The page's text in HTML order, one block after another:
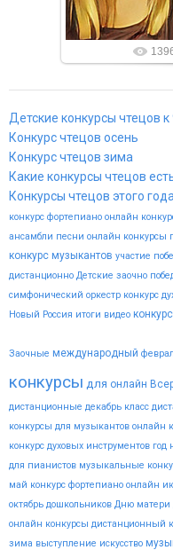
Детские конкурсы чтецов к
Конкурс чтецов осень
Конкурс чтецов зима
Какие конкурсы чтецов
Конкурсы чтецов этого года
конкурс фортепиано онлайн
ансамбли песни онлайн конкурсы
конкурс музыкантов участие
дистанционно Детские заочно
симфонический оркестр конкурс
Новый Россия итоги видео
Заочные международный
конкурсы для онлайн
дистанционные декабрь класс
конкурсы для музыкантов онлайн
конкурс духовых инструментов год
для пианистов музыкальные
май конкурс фортепиано онлайн
октябрь дошкольников Дню матери
онлайн конкурсы дистанционный
зима выступление искусство